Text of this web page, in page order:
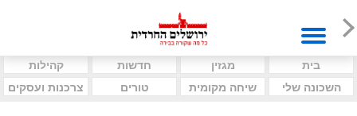
בית מגזין חדשות
קהילות
השכונה שלי
שיחה מקומית טורים צרכנות ועסקים